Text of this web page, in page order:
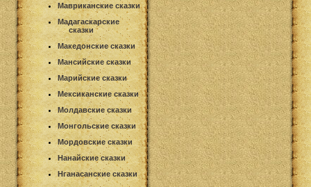
Мавриканские сказки
Мадагаскарские
сказки
Македонские сказки
Мансийские сказки
Марийские сказки
Мексиканские сказки
Молдавские сказки
Монгольские сказки
Мордовские сказки
Нанайские сказки
Нганасанские сказки